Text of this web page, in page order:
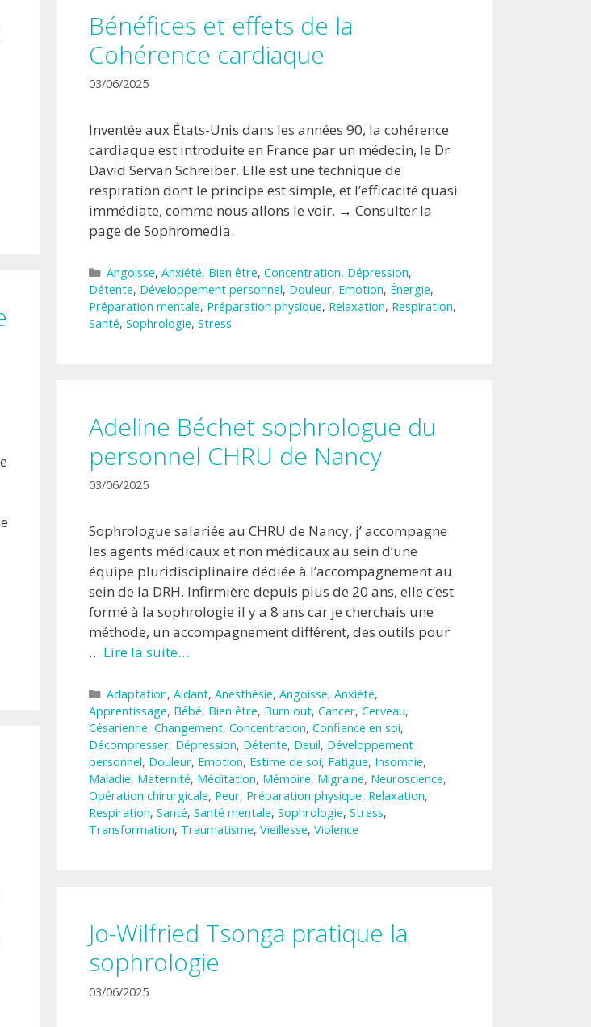
Bénéfices et effets de la
Cohérence cardiaque
03/06/2025
Inventée aux États-Unis dans les années 90, la cohérence
cardiaque est introduite en France par un médecin, le Dr
David Servan Schreiber. Elle est une technique de
respiration dont le principe est simple, et l’efficacité quasi
immédiate, comme nous allons le voir. → Consulter la
page de Sophromedia.
Catégories
Angoisse, Anxiété, Bien être, Concentration, Dépression,
Détente, Développement personnel, Douleur, Emotion, Énergie,
Préparation mentale, Préparation physique, Relaxation, Respiration,
Santé, Sophrologie, Stress
Adeline Béchet sophrologue du
personnel CHRU de Nancy
03/06/2025
Sophrologue salariée au CHRU de Nancy, j’ accompagne
les agents médicaux et non médicaux au sein d’une
équipe pluridisciplinaire dédiée à l’accompagnement au
sein de la DRH. Infirmière depuis plus de 20 ans, elle c’est
formé à la sophrologie il y a 8 ans car je cherchais une
méthode, un accompagnement différent, des outils pour
… Lire la suite…
Catégories
Adaptation, Aidant, Anesthésie, Angoisse, Anxiété,
Apprentissage, Bébé, Bien être, Burn out, Cancer, Cerveau,
Césarienne, Changement, Concentration, Confiance en soi,
Décompresser, Dépression, Détente, Deuil, Développement
personnel, Douleur, Emotion, Estime de soi, Fatigue, Insomnie,
Maladie, Maternité, Méditation, Mémoire, Migraine, Neuroscience,
Opération chirurgicale, Peur, Préparation physique, Relaxation,
Respiration, Santé, Santé mentale, Sophrologie, Stress,
Transformation, Traumatisme, Vieillesse, Violence
Jo-Wilfried Tsonga pratique la
sophrologie
03/06/2025